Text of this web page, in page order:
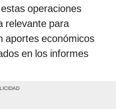
operaciones
relevante para
aportes económicos
en los informes